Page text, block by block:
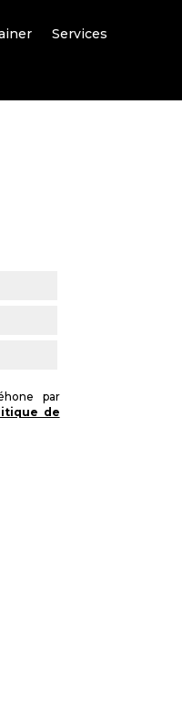
Services
par
de